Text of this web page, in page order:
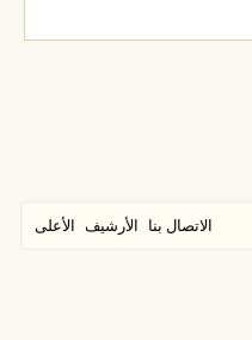
الاتصال بنا الأرشيف الأعلى